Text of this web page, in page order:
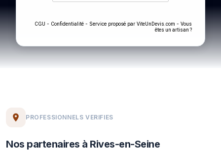
CGU - Confidentialité - Service proposé par ViteUnDevis.com - Vous
êtes un artisan ?
PROFESSIONNELS VERIFIES
Nos partenaires à Rives-en-Seine